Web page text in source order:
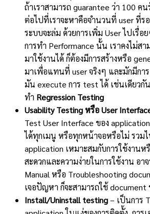
ถ้าเราสามารถ guarantee ว่า 100 ค
ต่อไปที่เราจะหาคือจำนวนที่ user ที่ร
ระบบจะล่ม ด้วยการเพิ่ม User ไปเรื่อ
การทำ Performance นั้น เราคงไม่สา
มาใช้งานได้ ก็ต้องมีการสร้างหรือ
มาเพื่อแทนที่ user จริงๆ และมักมีกา
มัน execute การ test ได้ เช่นเดียวกั
ทำ Regression Testing
Usability Testing หรือ User
Test User Interface ของ
ได้ทุกเมนู หรือทุกหน้าจอหรือไม่ รวม
application เหมาะสมกับการใช้งานห
สะดวกและความง่ายในการใช้งาน อา
Manual หรือ Troubleshooting
เจอปัญหา ก็จะสามารถใช้ document
Install/Uninstall testing– เป็นการ